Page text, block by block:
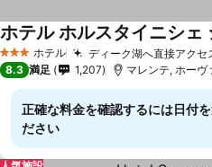
3 ホテルのランク
ホテル ディーク湖へ直接アクセ
ホテル ホルスタイニシェ
8.3 満足 1,207 マレンテ, ホー
正確な料金を確認するには日付
ださい